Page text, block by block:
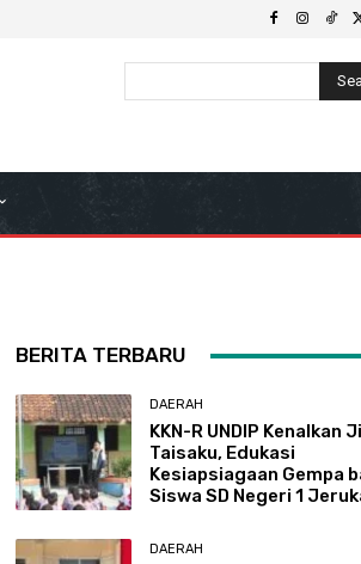
BERITA TERBARU
DAERAH
KKN-R UNDIP Kenalkan
Taisaku, Edukasi
Kesiapsiagaan Gempa
Siswa SD Negeri 1
DAERAH